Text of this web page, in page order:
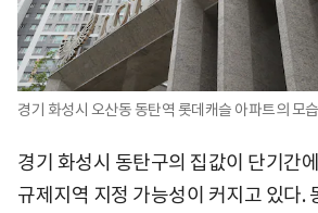
경기 화성시 오산동 동탄역 롯데캐슬 아파트의 모
경기 화성시 동탄구의 집값이 단기간
규제지역 지정 가능성이 커지고 있다.